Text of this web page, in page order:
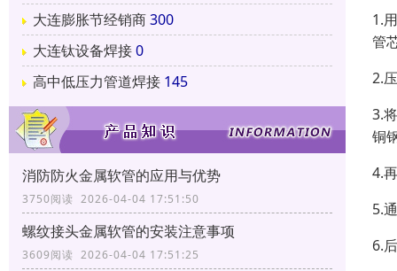
大连膨胀节经销商300
大连钛设备焊接0
高中低压力管道焊接 145
消防防火金属软管的应用与优势
3750阅读 2026-04-04 17:51:50
螺纹接头金属软管的安装注意事项
3609阅读 2026-04-04 17:51:25
1.
管
2.
3.
铜
4.
5.
6.